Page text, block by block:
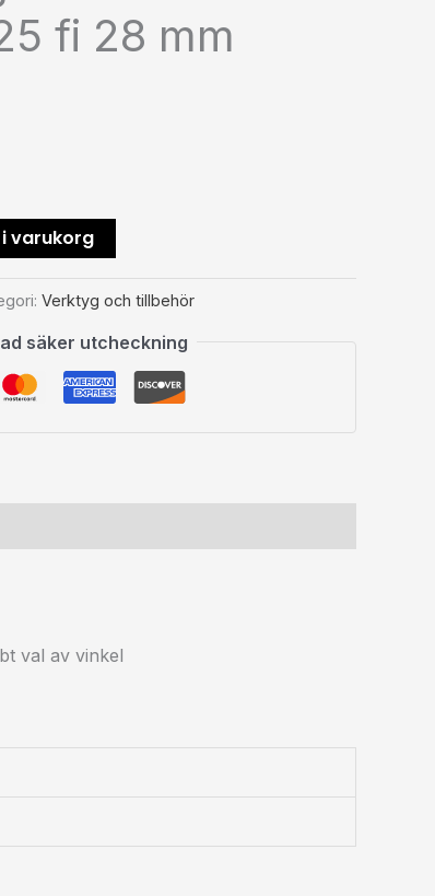
fi 28 mm
varukorg
Verktyg och tillbehör
säker utcheckning
val av vinkel